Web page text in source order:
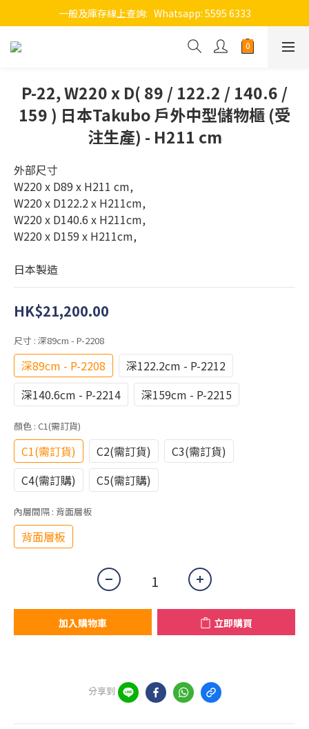
一般及庫存線上查詢:   Whatsapp: 5595 6333
P-22, W220 x D( 89 / 122.2 / 140.6 /
159 ) 日本Takubo 戶外中型儲物櫃 (受
注生產) - H211 cm
外部尺寸
W220 x D89 x H211 cm,
W220 x D122.2 x H211cm,
W220 x D140.6 x H211cm,
W220 x D159 x H211cm,
日本製造
HK$21,200.00
尺寸 : 深89cm - P-2208
深89cm - P-2208
深122.2cm - P-2212
深140.6cm - P-2214
深159cm - P-2215
顏色 : C1(需訂貨)
C1(需訂貨) C2(需訂貨)
C3(需訂貨)
C4(需訂購)
C5(需訂購)
內層間隔 : 背面層板
背面層板
加入購物車 立即購買
分享到